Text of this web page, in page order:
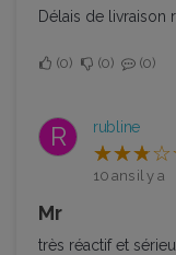
Délais de livraison
0 0 0
R rubline
10 ans il y a
mr
très réactif et